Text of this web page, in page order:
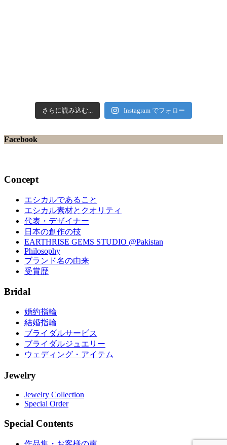
さらに読み込む... Instagram でフォロー
Facebook
Concept
エシカルであること
エシカル素材とクオリティ
代表・デザイナー
日本の創作の技
EARTHRISE GEMS STUDIO @Pakistan
Philosophy
ブランド名の由来
受賞歴
Bridal
婚約指輪
結婚指輪
ブライダルサービス
ブライダルジュエリー
ウェディング・アイテム
Jewelry
Jewelry Collection
Special Order
Special Contents